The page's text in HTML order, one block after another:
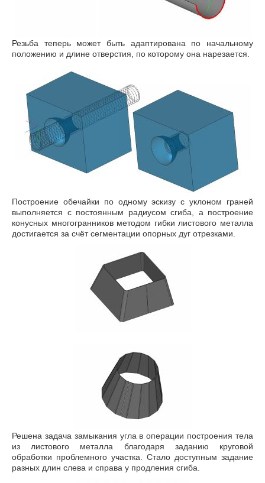
Резьба теперь может быть адаптирована по начальному
положению и длине отверстия, по которому она нарезается.
Построение обечайки по одному эскизу с уклоном граней
выполняется с постоянным радиусом сгиба, а построение
конусных многогранников методом гибки листового металла
достигается за счёт сегментации опорных дуг отрезками.
Решена задача замыкания угла в операции построения тела
из листового металла благодаря заданию круговой
обработки проблемного участка. Стало доступным задание
разных длин слева и справа у продления сгиба.